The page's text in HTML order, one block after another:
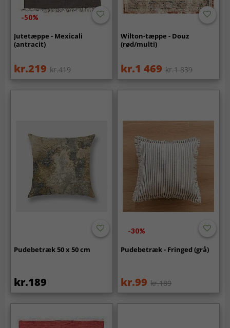
-50%
Jutetæppe - Mexicali
(antracit)
kr.219 kr.419
Wilton-tæppe - Douz
(rød/multi)
kr.1 469 kr.1 839
Pudebetræk 50 x 50 cm
kr.189
-30%
Pudebetræk - Fringed (grå)
kr.99 kr.189